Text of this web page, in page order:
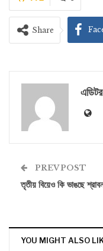
Share
এডিটর
PREV POST
তৃতীয় বিয়েও কি ভাঙছে
YOU MIGHT ALSO